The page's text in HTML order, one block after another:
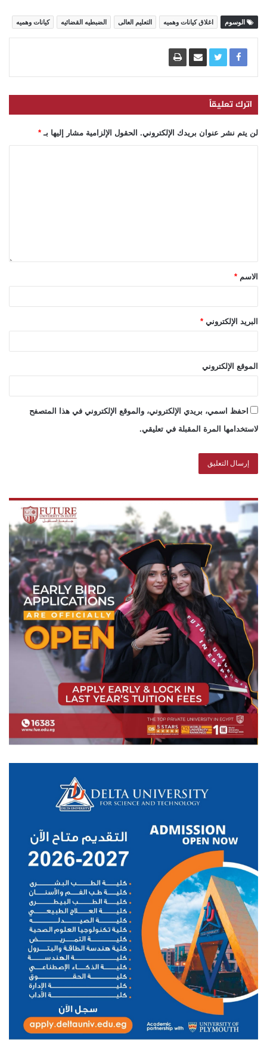
الوسوم اغلاق كيانات وهميه التعليم العالى الضبطيه القضائيه كيانات وهميه
اترك تعليقاً
لن يتم نشر عنوان بريدك الإلكتروني. الحقول الإلزامية مشار إليها بـ *
الاسم *
البريد الإلكتروني *
الموقع الإلكتروني
احفظ اسمي، بريدي الإلكتروني، والموقع الإلكتروني في هذا المتصفح
لاستخدامها المرة المقبلة في تعليقي.